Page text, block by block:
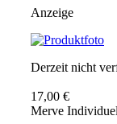
Anzeige
Derzeit nicht
17,00 €
Merve